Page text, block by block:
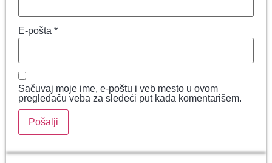
E-pošta *
Sačuvaj moje ime, e-poštu i veb mesto u ovom
pregledaču veba za sledeći put kada komentarišem.